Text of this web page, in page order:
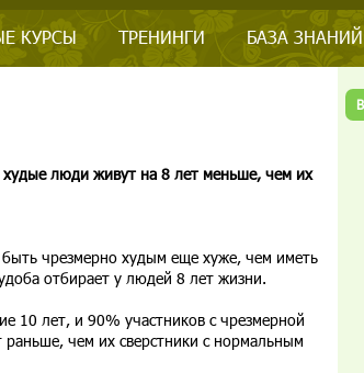
КУРСЫ ТРЕНИНГИ БАЗА ЗНАНИЙ
люди живут на 8 лет меньше, чем их
чрезмерно худым еще хуже, чем иметь
отбирает у людей 8 лет жизни.
10 лет, и 90% участников с чрезмерной
чем их сверстники с нормальным